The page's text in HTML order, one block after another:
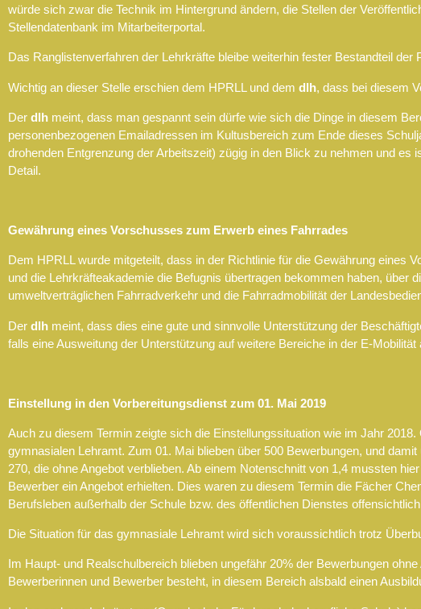
würde sich zwar die Technik im Hintergrund ändern, die Stellen der
Stellendatenbank im Mitarbeiterportal.
Das Ranglistenverfahren der Lehrkräfte bleibe weiterhin fester Bestandteil
Wichtig an dieser Stelle erschien dem HPRLL und dem dlh, dass bei diesem
Der dlh meint, dass man gespannt sein dürfe wie sich die Dinge in diesem
personenbezogenen Emailadressen im Kultusbereich zum Ende dieses
drohenden Entgrenzung der Arbeitszeit) zügig in den Blick zu nehmen und
Detail.
Gewährung eines Vorschusses zum Erwerb eines Fahrrades
Dem HPRLL wurde mitgeteilt, dass in der Richtlinie für die Gewährung
und die Lehrkräfteakademie die Befugnis übertragen bekommen haben,
umweltverträglichen Fahrradverkehr und die Fahrradmobilität der
Der dlh meint, dass dies eine gute und sinnvolle Unterstützung der
falls eine Ausweitung der Unterstützung auf weitere Bereiche in der E-Mobilität
Einstellung in den Vorbereitungsdienst zum 01. Mai 2019
Auch zu diesem Termin zeigte sich die Einstellungssituation wie im Jahr
gymnasialen Lehramt. Zum 01. Mai blieben über 500 Bewerbungen, und
270, die ohne Angebot verblieben. Ab einem Notenschnitt von 1,4 mussten
Bewerber ein Angebot erhielten. Dies waren zu diesem Termin die Fächer
Berufsleben außerhalb der Schule bzw. des öffentlichen Dienstes
Die Situation für das gymnasiale Lehramt wird sich voraussichtlich trotz
Im Haupt- und Realschulbereich blieben ungefähr 20% der Bewerbungen
Bewerberinnen und Bewerber besteht, in diesem Bereich alsbald einen